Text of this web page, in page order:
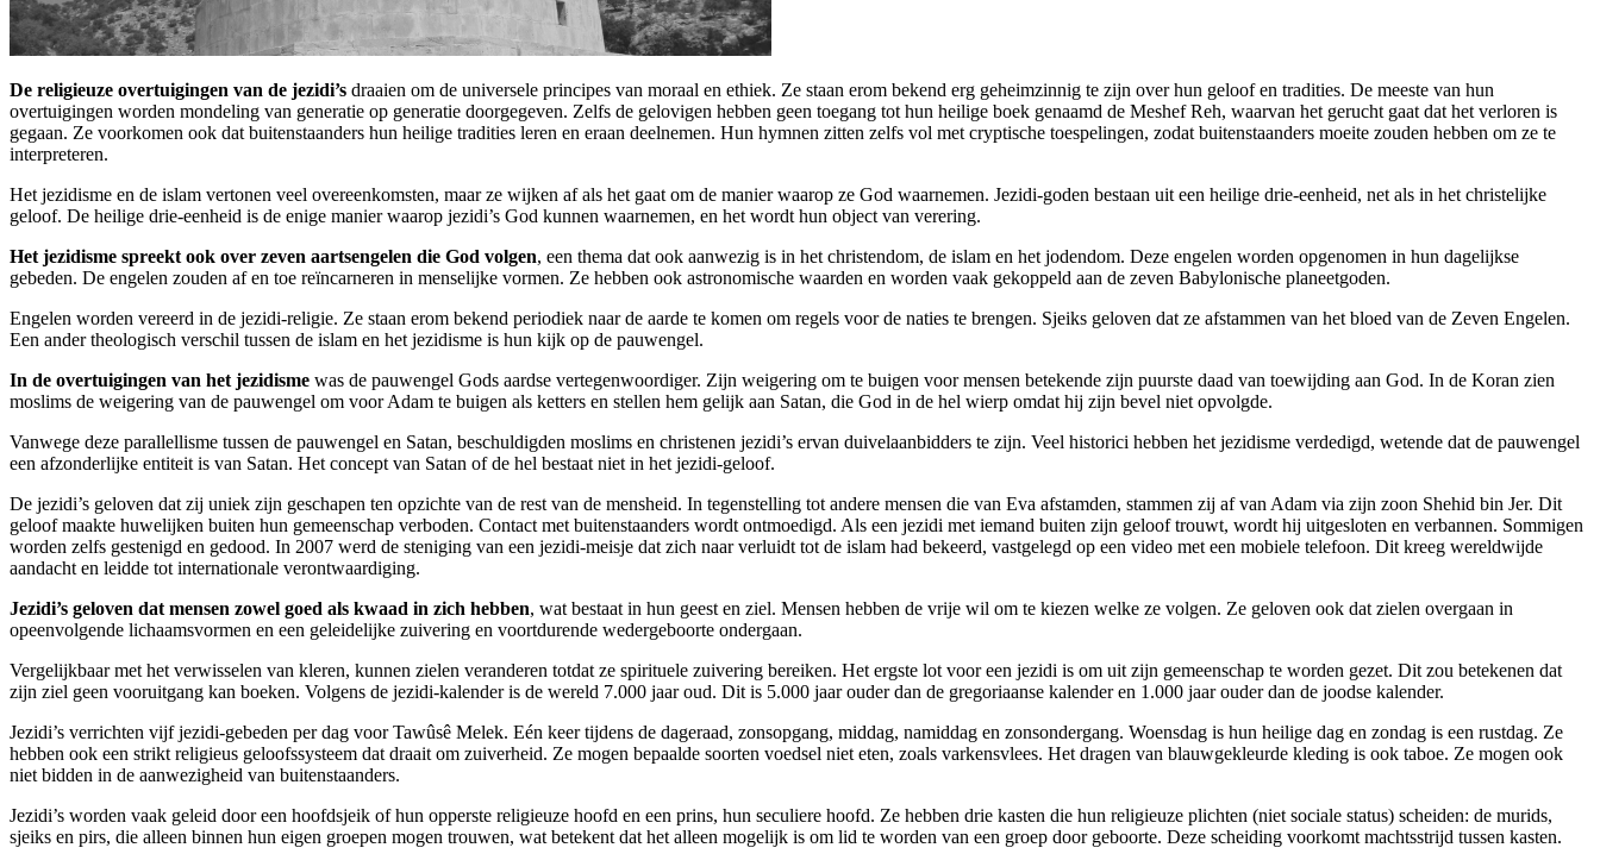
De religieuze overtuigingen van de jezidi’s draaien om de universele principes van moraal en ethiek. Ze staan erom bekend erg geheimzinnig te zijn over hun geloof en tradities. De meeste van hun
overtuigingen worden mondeling van generatie op generatie doorgegeven. Zelfs de gelovigen hebben geen toegang tot hun heilige boek genaamd de Meshef Reh, waarvan het gerucht gaat dat het verloren is
gegaan. Ze voorkomen ook dat buitenstaanders hun heilige tradities leren en eraan deelnemen. Hun hymnen zitten zelfs vol met cryptische toespelingen, zodat buitenstaanders moeite zouden hebben om ze te
interpreteren.
Het jezidisme en de islam vertonen veel overeenkomsten, maar ze wijken af als het gaat om de manier waarop ze God waarnemen. Jezidi-goden bestaan uit een heilige drie-eenheid, net als in het christelijke
geloof. De heilige drie-eenheid is de enige manier waarop jezidi’s God kunnen waarnemen, en het wordt hun object van verering.
Het jezidisme spreekt ook over zeven aartsengelen die God volgen, een thema dat ook aanwezig is in het christendom, de islam en het jodendom. Deze engelen worden opgenomen in hun dagelijkse
gebeden. De engelen zouden af en toe reïncarneren in menselijke vormen. Ze hebben ook astronomische waarden en worden vaak gekoppeld aan de zeven Babylonische planeetgoden.
Engelen worden vereerd in de jezidi-religie. Ze staan erom bekend periodiek naar de aarde te komen om regels voor de naties te brengen. Sjeiks geloven dat ze afstammen van het bloed van de Zeven Engelen.
Een ander theologisch verschil tussen de islam en het jezidisme is hun kijk op de pauwengel.
In de overtuigingen van het jezidisme was de pauwengel Gods aardse vertegenwoordiger. Zijn weigering om te buigen voor mensen betekende zijn puurste daad van toewijding aan God. In de Koran zien
moslims de weigering van de pauwengel om voor Adam te buigen als ketters en stellen hem gelijk aan Satan, die God in de hel wierp omdat hij zijn bevel niet opvolgde.
Vanwege deze parallellisme tussen de pauwengel en Satan, beschuldigden moslims en christenen jezidi’s ervan duivelaanbidders te zijn. Veel historici hebben het jezidisme verdedigd, wetende dat de pauwengel
een afzonderlijke entiteit is van Satan. Het concept van Satan of de hel bestaat niet in het jezidi-geloof.
De jezidi’s geloven dat zij uniek zijn geschapen ten opzichte van de rest van de mensheid. In tegenstelling tot andere mensen die van Eva afstamden, stammen zij af van Adam via zijn zoon Shehid bin Jer. Dit
geloof maakte huwelijken buiten hun gemeenschap verboden. Contact met buitenstaanders wordt ontmoedigd. Als een jezidi met iemand buiten zijn geloof trouwt, wordt hij uitgesloten en verbannen. Sommigen
worden zelfs gestenigd en gedood. In 2007 werd de steniging van een jezidi-meisje dat zich naar verluidt tot de islam had bekeerd, vastgelegd op een video met een mobiele telefoon. Dit kreeg wereldwijde
aandacht en leidde tot internationale verontwaardiging.
Jezidi’s geloven dat mensen zowel goed als kwaad in zich hebben, wat bestaat in hun geest en ziel. Mensen hebben de vrije wil om te kiezen welke ze volgen. Ze geloven ook dat zielen overgaan in
opeenvolgende lichaamsvormen en een geleidelijke zuivering en voortdurende wedergeboorte ondergaan.
Vergelijkbaar met het verwisselen van kleren, kunnen zielen veranderen totdat ze spirituele zuivering bereiken. Het ergste lot voor een jezidi is om uit zijn gemeenschap te worden gezet. Dit zou betekenen dat
zijn ziel geen vooruitgang kan boeken. Volgens de jezidi-kalender is de wereld 7.000 jaar oud. Dit is 5.000 jaar ouder dan de gregoriaanse kalender en 1.000 jaar ouder dan de joodse kalender.
Jezidi’s verrichten vijf jezidi-gebeden per dag voor Tawûsê Melek. Eén keer tijdens de dageraad, zonsopgang, middag, namiddag en zonsondergang. Woensdag is hun heilige dag en zondag is een rustdag. Ze
hebben ook een strikt religieus geloofssysteem dat draait om zuiverheid. Ze mogen bepaalde soorten voedsel niet eten, zoals varkensvlees. Het dragen van blauwgekleurde kleding is ook taboe. Ze mogen ook
niet bidden in de aanwezigheid van buitenstaanders.
Jezidi’s worden vaak geleid door een hoofdsjeik of hun opperste religieuze hoofd en een prins, hun seculiere hoofd. Ze hebben drie kasten die hun religieuze plichten (niet sociale status) scheiden: de murids,
sjeiks en pirs, die alleen binnen hun eigen groepen mogen trouwen, wat betekent dat het alleen mogelijk is om lid te worden van een groep door geboorte. Deze scheiding voorkomt machtsstrijd tussen kasten.